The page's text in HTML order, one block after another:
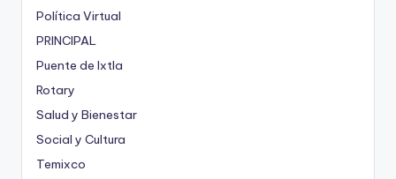
Política Virtual
PRINCIPAL
Puente de Ixtla
Rotary
Salud y Bienestar
Social y Cultura
Temixco